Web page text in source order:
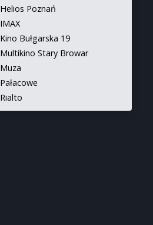
Helios Poznań
IMAX
Kino Bułgarska 19
Multikino Stary Browar
Muza
Pałacowe
Rialto